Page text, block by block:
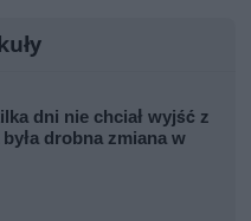
dni nie chciał wyjść z
drobna zmiana w